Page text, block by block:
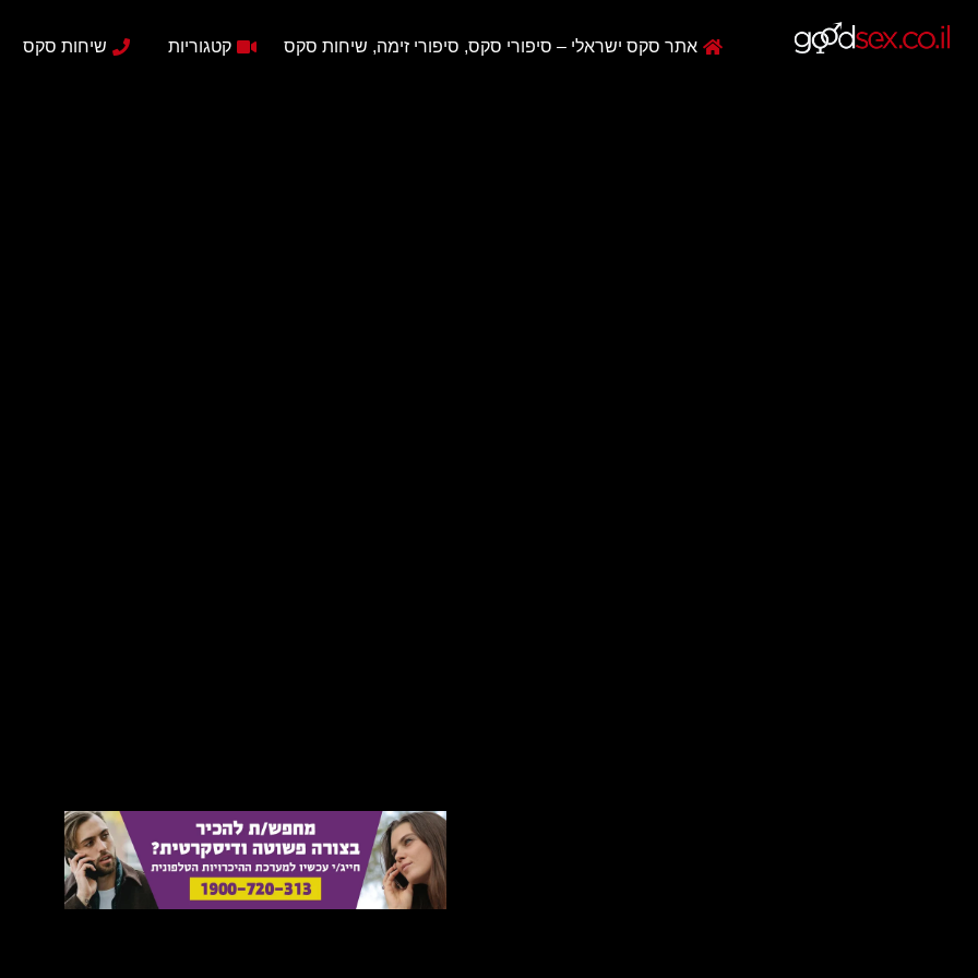
אתר סקס ישראלי – סיפורי סקס, סיפורי זימה, שיחות סקס קטגוריות שיחות סקס